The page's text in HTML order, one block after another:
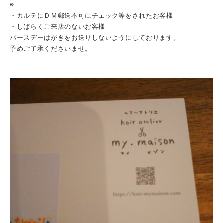
※
・カルテにＤＭ郵送不可にチェック等をされたお客様
・しばらくご来店のないお客様
バースデーはがきをお送りしないようにしております。
予めご了承くださいませ。